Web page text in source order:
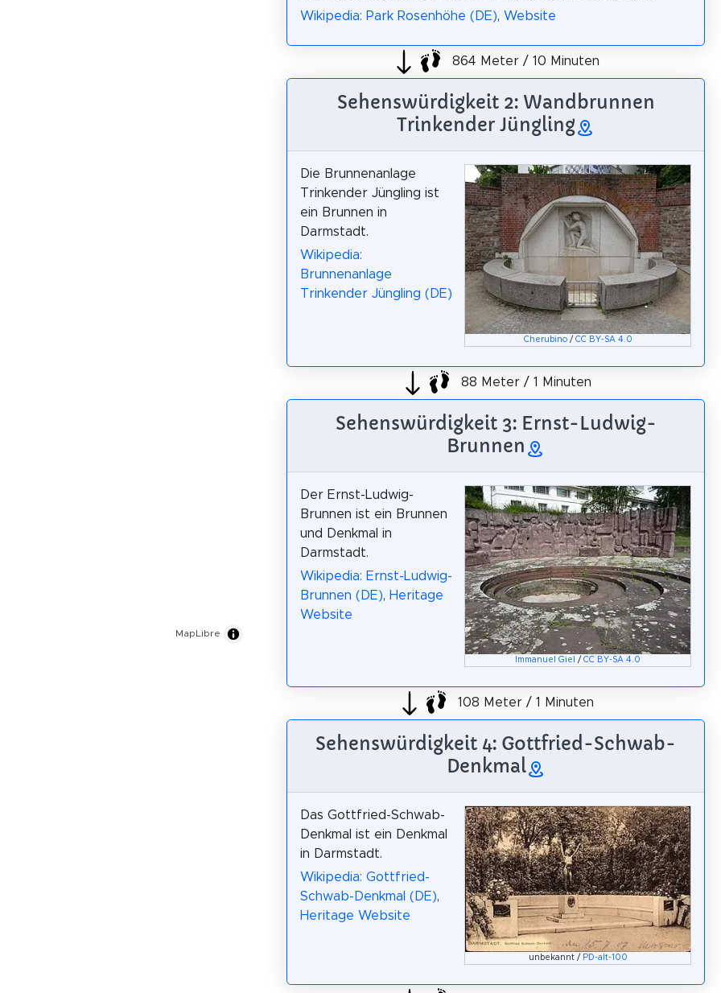
MapLibre
Wikipedia: Park Rosenhöhe (DE), Website
864 Meter / 10 Minuten
Sehenswürdigkeit 2: Wandbrunnen
Trinkender Jüngling
Cherubino/ CC BY-SA 4.0
Die Brunnenanlage
Trinkender Jüngling ist
ein Brunnen in
Darmstadt.
Wikipedia:
Brunnenanlage
Trinkender Jüngling (DE)
88 Meter / 1 Minuten
Sehenswürdigkeit 3: Ernst-Ludwig-
Brunnen
Immanuel Giel /CC BY-SA 4.0
Der Ernst-Ludwig-
Brunnen ist ein Brunnen
und Denkmal in
Darmstadt.
Wikipedia: Ernst-Ludwig-
Brunnen (DE), Heritage
Website
108 Meter / 1 Minuten
Sehenswürdigkeit 4: Gottfried-Schwab-
Denkmal
unbekannt / PD-alt-100
Das Gottfried-Schwab-
Denkmal ist ein Denkmal
in Darmstadt.
Wikipedia: Gottfried-
Schwab-Denkmal (DE),
Heritage Website